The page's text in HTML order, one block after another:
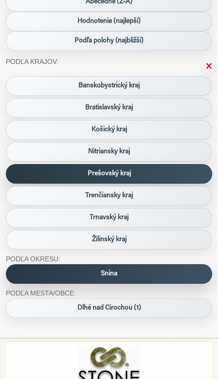
Abecedne (Z-A)
Hodnotenie (najlepší)
Podľa polohy (najbližší)
PODĽA KRAJOV:
Banskobystrický kraj
Bratislavský kraj
Košický kraj
Nitriansky kraj
Prešovský kraj
Trenčiansky kraj
Trnavský kraj
Žilinský kraj
PODĽA OKRESU:
Snina
PODĽA MESTA/OBCE:
Dlhé nad Cirochou (1)